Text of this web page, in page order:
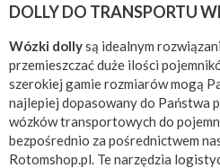
DOLLY DO TRANSPORTU
Wózki dollysą idealnym
przemieszczać duże ilości
szerokiej gamie rozmiarów mogą
najlepiej dopasowany do Państwa
wózków transportowych do
bezpośrednio za pośrednictwem
Rotomshop.pl. Te narzędzia